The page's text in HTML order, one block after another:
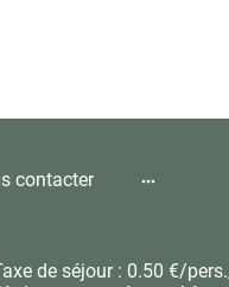
contacter
de séjour : 0.50 €/